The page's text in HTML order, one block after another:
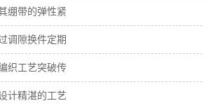
绷带的弹性紧
调隙换件定期
织工艺突破传
计精湛的工艺